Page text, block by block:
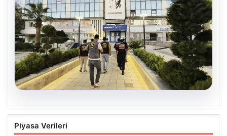
05.08.2026
Menderes Belediyesi Hakkında
Soruşturmada Firari Başkan Yardımcısı
Piyasa Verileri